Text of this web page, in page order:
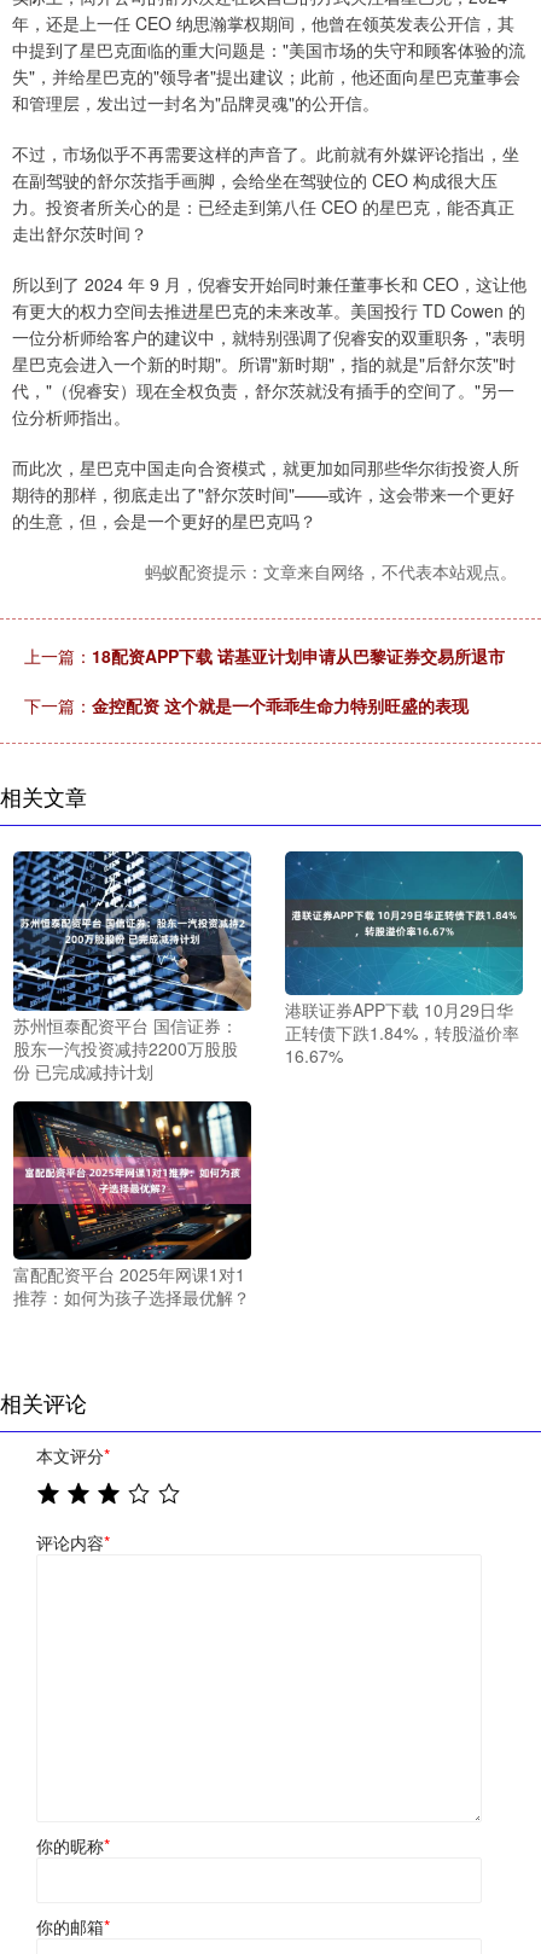
年，还是上一任 CEO 纳思瀚掌权期间，他曾在领英发表公开信，其
中提到了星巴克面临的重大问题是："美国市场的失守和顾客体验的流
失"，并给星巴克的"领导者"提出建议；此前，他还面向星巴克董事会
和管理层，发出过一封名为"品牌灵魂"的公开信。
不过，市场似乎不再需要这样的声音了。此前就有外媒评论指出，坐
在副驾驶的舒尔茨指手画脚，会给坐在驾驶位的 CEO 构成很大压
力。投资者所关心的是：已经走到第八任 CEO 的星巴克，能否真正
走出舒尔茨时间？
所以到了 2024 年 9 月，倪睿安开始同时兼任董事长和 CEO，这让他
有更大的权力空间去推进星巴克的未来改革。美国投行 TD Cowen 的
一位分析师给客户的建议中，就特别强调了倪睿安的双重职务，"表明
星巴克会进入一个新的时期"。所谓"新时期"，指的就是"后舒尔茨"时
代，"（倪睿安）现在全权负责，舒尔茨就没有插手的空间了。"另一
位分析师指出。
而此次，星巴克中国走向合资模式，就更加如同那些华尔街投资人所
期待的那样，彻底走出了"舒尔茨时间"——或许，这会带来一个更好
的生意，但，会是一个更好的星巴克吗？
蚂蚁配资提示：文章来自网络，不代表本站观点。
上一篇： 18配资APP下载 诺基亚计划申请从巴黎证券交易所退市
下一篇： 金控配资 这个就是一个乖乖生命力特别旺盛的表现
相关文章
苏州恒泰配资平台 国信证券：
股东一汽投资减持2200万股股
份 已完成减持计划
港联证券APP下载 10月29日华
正转债下跌1.84%，转股溢价率
16.67%
富配配资平台 2025年网课1对1
推荐：如何为孩子选择最优解？
相关评论
本文评分*
评论内容*
你的昵称*
你的邮箱*